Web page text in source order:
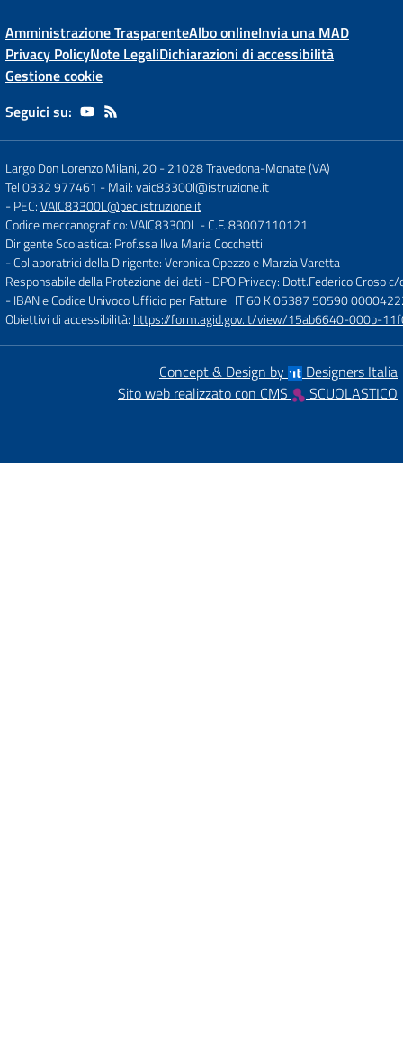
Amministrazione TrasparenteAlbo onlineInvia una MAD
Privacy PolicyNote LegaliDichiarazioni di accessibilità
Gestione cookie
Seguici su:
Largo Don Lorenzo Milani, 20-21028 Travedona-Monate (VA)
Tel 0332 977461 - Mail:vaic83300l@istruzione.it
- PEC:VAIC83300L@pec.istruzione.it
Codice meccanografico: VAIC83300L- C.F. 83007110121
Dirigente Scolastica: Prof.ssa Ilva Maria Cocchetti
- Collaboratrici della Dirigente: Veronica Opezzo e Marzia Varetta
Responsabile della Protezione dei dati - DPO Privacy: Dott.Federico Croso
- IBAN e Codice Univoco Ufficio per Fatture: IT 60 K 05387 50590
Obiettivi di accessibilità: https://form.agid.gov.it/view/15ab6640-000b-
Concept & Design by
Designers Italia
Sito web realizzato con CMS
SCUOLASTICO